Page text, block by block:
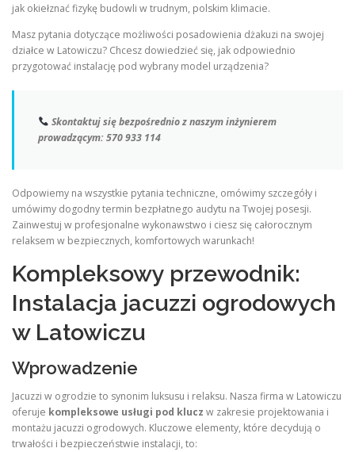
jak okiełznać fizykę budowli w trudnym, polskim klimacie.
Masz pytania dotyczące możliwości posadowienia dżakuzi na swojej
działce w Latowiczu? Chcesz dowiedzieć się, jak odpowiednio
przygotować instalację pod wybrany model urządzenia?
Skontaktuj się bezpośrednio z naszym inżynierem
prowadzącym:570 933 114
Odpowiemy na wszystkie pytania techniczne, omówimy szczegóły i
umówimy dogodny termin bezpłatnego audytu na Twojej posesji.
Zainwestuj w profesjonalne wykonawstwo i ciesz się całorocznym
relaksem w bezpiecznych, komfortowych warunkach!
Kompleksowy przewodnik:
Instalacja jacuzzi ogrodowych
w Latowiczu
Wprowadzenie
Jacuzzi w ogrodzie to synonim luksusu i relaksu. Nasza firma w Latowiczu
oferuje kompleksowe usługi pod klucz w zakresie projektowania i
montażu jacuzzi ogrodowych. Kluczowe elementy, które decydują o
trwałości i bezpieczeństwie instalacji, to: